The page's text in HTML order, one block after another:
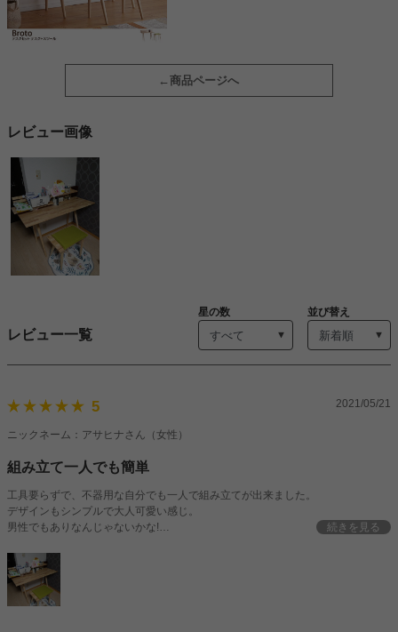
商品ページへ
レビュー画像
レビュー一覧
星の数 並び替え
5 2021/05/21
ニックネーム：アサヒナさん（女性）
組み立て一人でも簡単
工具要らずで、不器用な自分でも一人で組み立てが出来ました。
デザインもシンプルで大人可愛い感じ。
男性でもありなんじゃないかな!
･組み立て楽(30分程で完成)
･デザイン◎
気になる点
続きを見る